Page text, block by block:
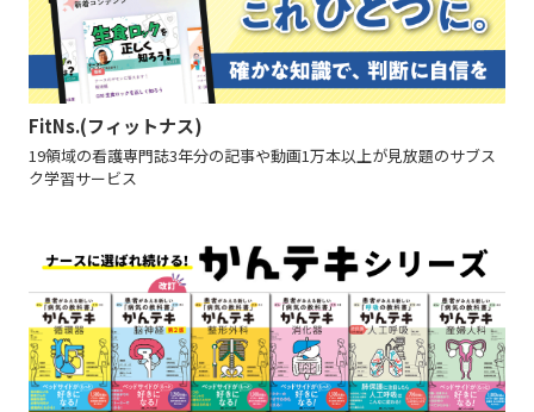
FitNs.(フィットナス)
19領域の看護専門誌3年分の記事や動画1万本以上が見放題のサブス
ク学習サービス